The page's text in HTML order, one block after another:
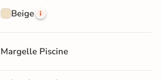
Beige
Margelle Piscine